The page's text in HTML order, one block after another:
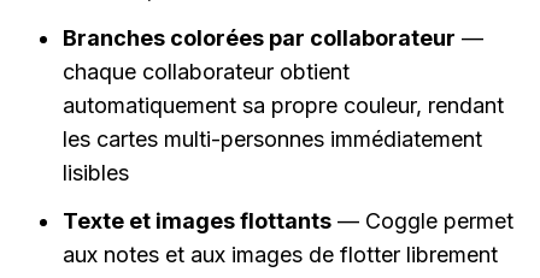
Branches colorées par collaborateur —
chaque collaborateur obtient
automatiquement sa propre couleur, rendant
les cartes multi-personnes immédiatement
lisibles
Texte et images flottants — Coggle permet
aux notes et aux images de flotter librement